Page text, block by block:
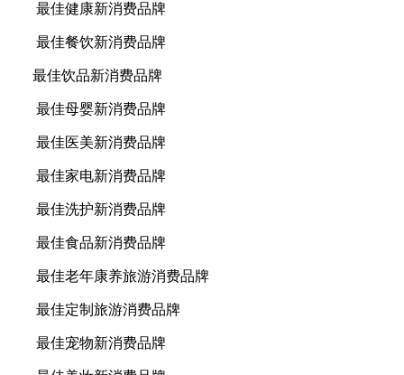
最佳健康新消费品牌
最佳餐饮新消费品牌
最佳饮品新消费品牌
最佳母婴新消费品牌
最佳医美新消费品牌
最佳家电新消费品牌
最佳洗护新消费品牌
最佳食品新消费品牌
最佳老年康养旅游消费品牌
最佳定制旅游消费品牌
最佳宠物新消费品牌